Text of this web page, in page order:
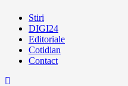
Primary
Menu
Stiri
DIGI24
Editoriale
Cotidian
Contact